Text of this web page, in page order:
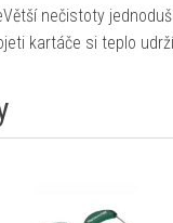
nečistoty
kartáče si teplo